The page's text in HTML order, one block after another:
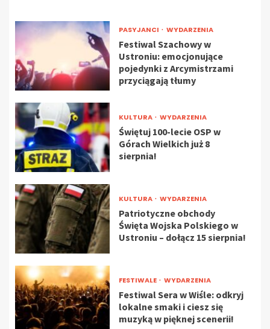
PASYJANCI WYDARZENIA
Festiwal Szachowy w
Ustroniu: emocjonujące
pojedynki z Arcymistrzami
przyciągają tłumy
KULTURA WYDARZENIA
Świętuj 100-lecie OSP w
Górach Wielkich już 8
sierpnia!
KULTURA WYDARZENIA
Patriotyczne obchody
Święta Wojska Polskiego w
Ustroniu – dołącz 15 sierpnia!
FESTIWALE WYDARZENIA
Festiwal Sera w Wiśle: odkryj
lokalne smaki i ciesz się
muzyką w pięknej scenerii!